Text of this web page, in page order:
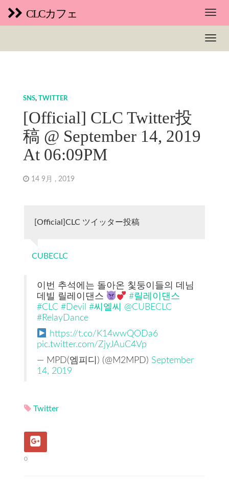
CLCカフェ
SNS, TWITTER
[Official] CLC Twitter投
稿 @ September 14, 2019
At 06:09PM
14 9月 , 2019
[Official]CLC ツイッター投稿
CUBECLC
이번 추석에는 돌아온 칯둥이들의 데님
데빌 릴레이댄스
#릴레이댄스
#CLC #Devil #씨엘씨
@CUBECLC
#RelayDance
https://t.co/K14wwQODa6
pic.twitter.com/ZjyJAuC4Vp
— MPD(엠피디) (@M2MPD) September
14, 2019
Twitter
0